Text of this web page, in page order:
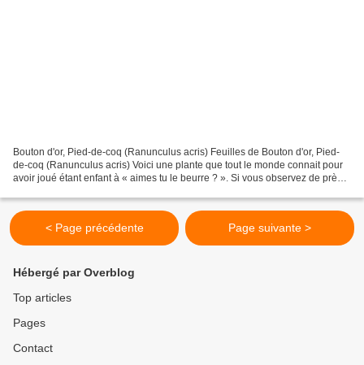
Bouton d'or, Pied-de-coq (Ranunculus acris) Feuilles de Bouton d'or, Pied-
de-coq (Ranunculus acris) Voici une plante que tout le monde connait pour
avoir joué étant enfant à « aimes tu le beurre ? ». Si vous observez de près
< Page précédente Page suivante >
Hébergé par Overblog
Top articles
Pages
Contact